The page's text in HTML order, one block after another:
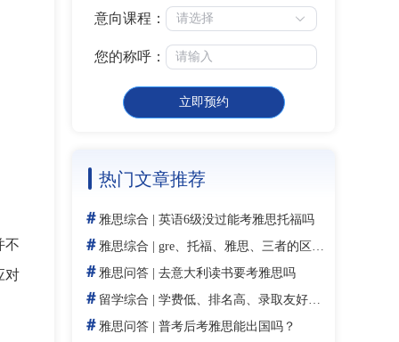
不
对
意向课程： 请选择
您的称呼：
立即预约
热门文章推荐
＃ 雅思综合 英语6级没过能考雅思托福吗
＃ 雅思综合 gre、托福、雅思、三者的区别是
＃ 雅思问答 去意大利读书要考雅思吗
＃ 留学综合 学费低、排名高、录取友好！全美最适合中产留学的8所大学
＃ 雅思问答 普考后考雅思能出国吗？